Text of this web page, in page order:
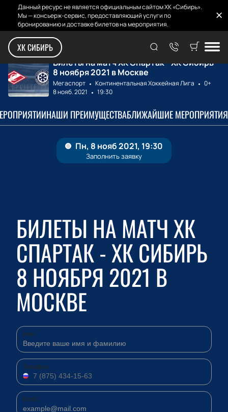
Данный ресурс не является официальным сайтом ХК «Сибирь».
Мы — консьерж-сервис, предоставляющий услуги по
бронированию и доставке билетов на мероприятия.
ХК СИБИРЬ
Главная Билеты на матчи ХК Спартак - ХК ...
Билеты на матч ХК Спартак - ХК Сибирь
8 ноября 2021 в Москве
Мегаспорт Континентальная Хоккейная Лига
0+
8 нояб. 2021
19:30
НАШИ ПРЕИМУЩЕСТВАБЛИЖАЙШИЕ МЕРОПРИЯТИЯ
БИЛЕТЫ НА МАТЧ ХК
СПАРТАК - ХК СИБИРЬ
8 НОЯБРЯ 2021 В
МОСКВЕ
Имя
Телефон
Email